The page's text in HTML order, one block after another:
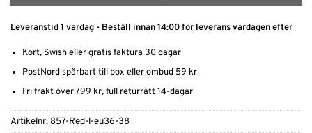
Leveranstid 1 vardag - Beställ innan 14:00 för leverans vardagen efter
Kort, Swish eller gratis faktura 30 dagar
PostNord spårbart till box eller ombud 59 kr
Fri frakt över 799 kr, full returrätt 14-dagar
Artikelnr: 857-Red-l-eu36-38